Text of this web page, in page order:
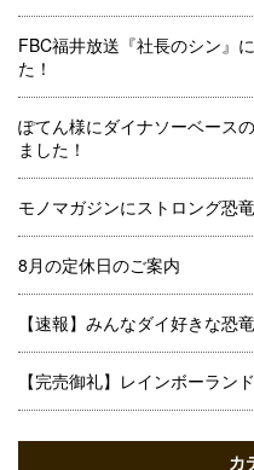
FBC福井放送『社長のシン』
た！
ぽてん様にダイナソーベース
ました！
モノマガジンにストロング恐
8月の定休日のご案内
【速報】みんなダイ好きな恐
【完売御礼】レインボーラン
カ